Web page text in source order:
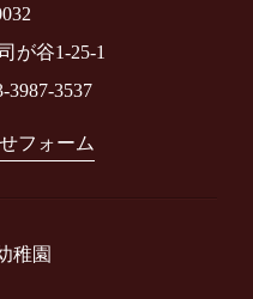
が谷1-25-1
3987-3537
フォーム
稚園